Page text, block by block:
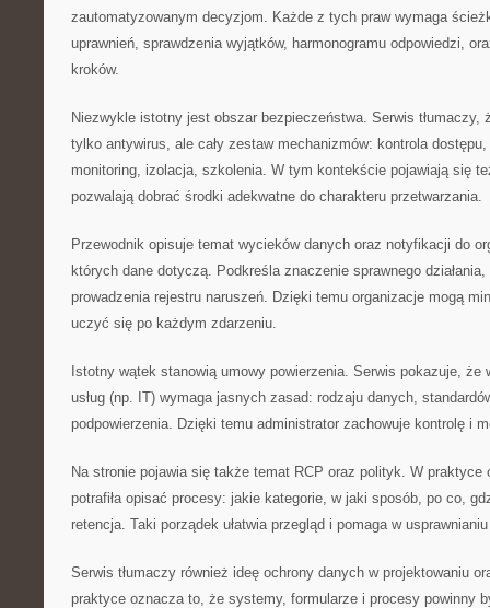
zautomatyzowanym decyzjom. Każde z tych praw wymaga
uprawnień, sprawdzenia wyjątków, harmonogramu odpowiedzi,
kroków.
Niezwykle istotny jest obszar bezpieczeństwa. Serwis tłumaczy,
tylko antywirus, ale cały zestaw mechanizmów: kontrola
monitoring, izolacja, szkolenia. W tym kontekście pojawiają się
pozwalają dobrać środki adekwatne do charakteru przetwarzania.
Przewodnik opisuje temat wycieków danych oraz notyfikacji do
których dane dotyczą. Podkreśla znaczenie sprawnego
prowadzenia rejestru naruszeń. Dzięki temu organizacje mogą
uczyć się po każdym zdarzeniu.
Istotny wątek stanowią umowy powierzenia. Serwis pokazuje, że
usług (np. IT) wymaga jasnych zasad: rodzaju danych,
podpowierzenia. Dzięki temu administrator zachowuje kontrolę i
Na stronie pojawia się także temat RCP oraz polityk. W praktyce
potrafiła opisać procesy: jakie kategorie, w jaki sposób, po co,
retencja. Taki porządek ułatwia przegląd i pomaga w
Serwis tłumaczy również ideę ochrony danych w projektowaniu
praktyce oznacza to, że systemy, formularze i procesy powinny